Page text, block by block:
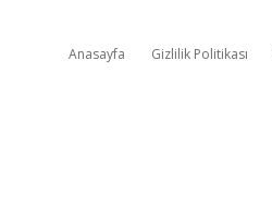
Anasayfa Gizlilik Politikası